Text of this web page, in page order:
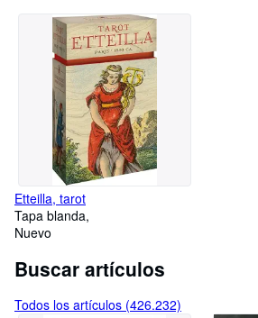
Etteilla, tarot
Tapa blanda
Nuevo
Buscar artículos
Todos los artículos (426.232)